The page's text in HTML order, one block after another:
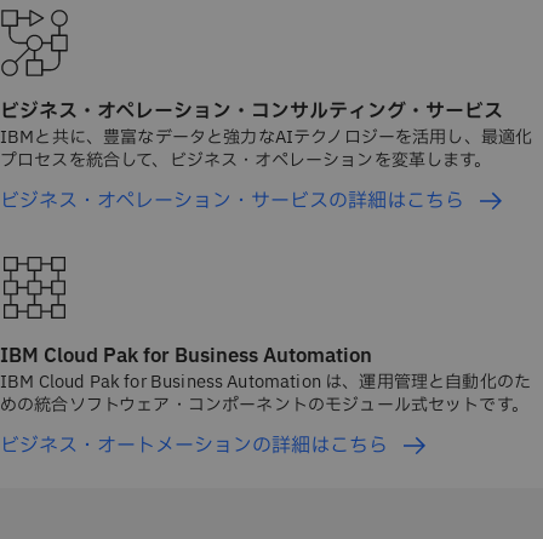
ビジネス・オペレーション・コンサルティング・サービス
IBMと共に、豊富なデータと強力なAIテクノロジーを活用し、最適化
プロセスを統合して、ビジネス・オペレーションを変革します。
ビジネス・オペレーション・サービスの詳細はこちら
IBM Cloud Pak for Business Automation
IBM Cloud Pak for Business Automation は、運用管理と自動化のた
めの統合ソフトウェア・コンポーネントのモジュール式セットです。
ビジネス・オートメーションの詳細はこちら